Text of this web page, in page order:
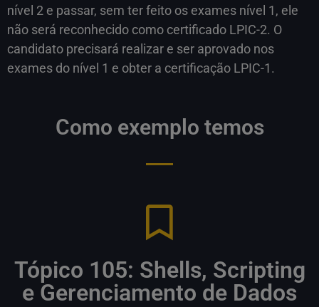
nível 2 e passar, sem ter feito os exames nível 1, ele
não será reconhecido como certificado LPIC-2. O
candidato precisará realizar e ser aprovado nos
exames do nível 1 e obter a certificação LPIC-1.
Como exemplo temos
Tópico 105: Shells, Scripting
e Gerenciamento de Dados